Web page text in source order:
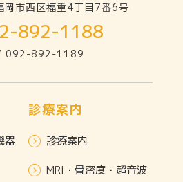
市西区福重4丁目7番6号
892-1188
092-892-1189
器
診療案内
診療案内
MRI・骨密度・超音波